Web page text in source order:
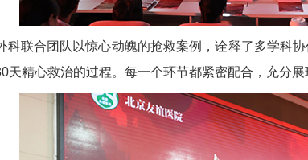
科联合团队以惊心动魄的抢救案例，诠释了多学科
天精心救治的过程。每一个环节都紧密配合，充分展